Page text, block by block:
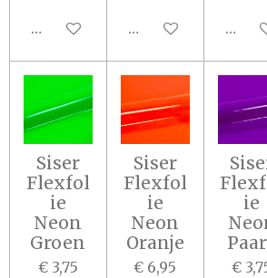
In winkelwagenIn winkelwagen
In
Siser
Flexfol
ie
Neon
Groen
€ 3,75
Siser
Flexfol
ie
Neon
Oranje
€ 6,95
ie
€